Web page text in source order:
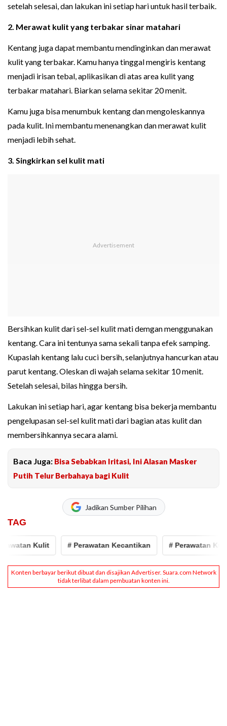
setelah selesai, dan lakukan ini setiap hari untuk hasil terbaik.
2. Merawat kulit yang terbakar sinar matahari
Kentang juga dapat membantu mendinginkan dan merawat
kulit yang terbakar. Kamu hanya tinggal mengiris kentang
menjadi irisan tebal, aplikasikan di atas area kulit yang
terbakar matahari. Biarkan selama sekitar 20 menit.
Kamu juga bisa menumbuk kentang dan mengoleskannya
pada kulit. Ini membantu menenangkan dan merawat kulit
menjadi lebih sehat.
3. Singkirkan sel kulit mati
Bersihkan kulit dari sel-sel kulit mati demgan menggunakan
kentang. Cara ini tentunya sama sekali tanpa efek samping.
Kupaslah kentang lalu cuci bersih, selanjutnya hancurkan atau
parut kentang. Oleskan di wajah selama sekitar 10 menit.
Setelah selesai, bilas hingga bersih.
Lakukan ini setiap hari, agar kentang bisa bekerja membantu
pengelupasan sel-sel kulit mati dari bagian atas kulit dan
membersihkannya secara alami.
Baca Juga: Bisa Sebabkan Iritasi, Ini Alasan Masker
Putih Telur Berbahaya bagi Kulit
Jadikan Sumber Pilihan
TAG
Kulit # Perawatan Kecantikan # Perawatan Kulit